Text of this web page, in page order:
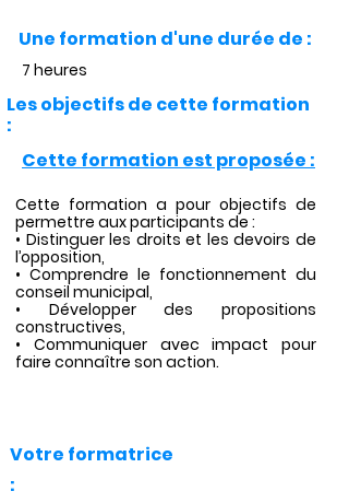
Une formation d'une durée de :
7 heures
Les objectifs de cette formation
:
Cette formation est proposée :
Cette formation a pour objectifs de
permettre aux participants de :
• Distinguer les droits et les devoirs de
l’opposition,
• Comprendre le fonctionnement du
conseil municipal,
• Développer des propositions
constructives,
• Communiquer avec impact pour
faire connaître son action.
Votre formatrice
: